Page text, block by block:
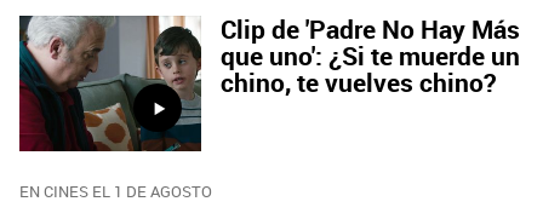
Clip de 'Padre No Hay Más
que uno': ¿Si te muerde un
chino, te vuelves chino?
EN CINES EL 1 DE AGOSTO